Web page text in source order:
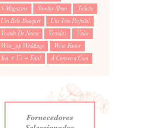
S Magazine
Sunday Shoes
Toilette
Um Belo Bouquet
Um Trio Perfeito!
Vestido De Noiva
Vestidus
Video
Wise_up Weddings
Wow Factor
You + Us = Fun!
À Conversa Com